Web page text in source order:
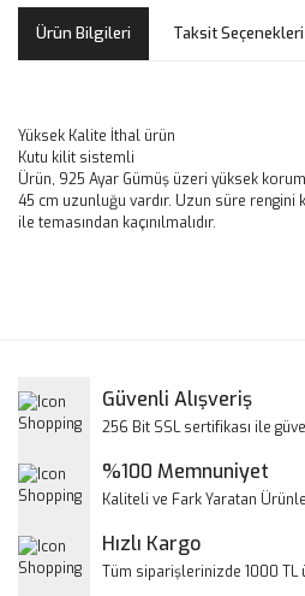
Ürün Bilgileri Taksit Seçenekleri
Yüksek Kalite İthal ürün
Kutu kilit sistemli
Ürün, 925 Ayar Gümüş üzeri yüksek
45 cm uzunluğu vardır. Uzun süre
ile temasından kaçınılmalıdır.
Yorum Yaz
Ürün resmi kalitesiz, bozuk
Ürün bilgilerinde hatalar
Bu ürüne benzer farklı
Güvenli Alışveriş
256 Bit SSL sertifikası ile
%100 Memnuniyet
Kaliteli ve Fark Yaratan
Hızlı Kargo
Tüm siparişlerinizde 1000 TL